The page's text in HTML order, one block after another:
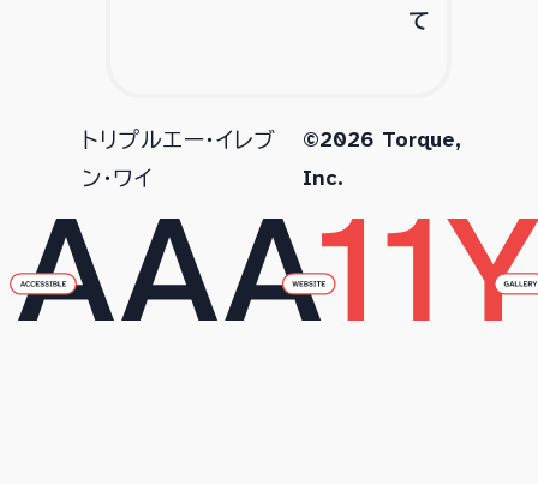
て
トリプルエー・イレブ
ン・ワイ
©2026 Torque,
Inc.